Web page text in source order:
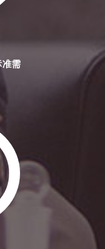
准需